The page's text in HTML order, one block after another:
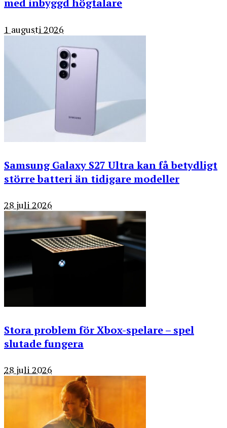
med inbyggd högtalare
1 augusti 2026
Samsung Galaxy S27 Ultra kan få betydligt
större batteri än tidigare modeller
28 juli 2026
Stora problem för Xbox-spelare – spel
slutade fungera
28 juli 2026